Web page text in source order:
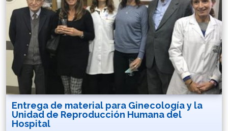
Entrega de material para Ginecología y la
Unidad de Reproducción Humana del
Hospital